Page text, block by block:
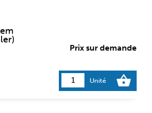
Prix sur demande
Unité